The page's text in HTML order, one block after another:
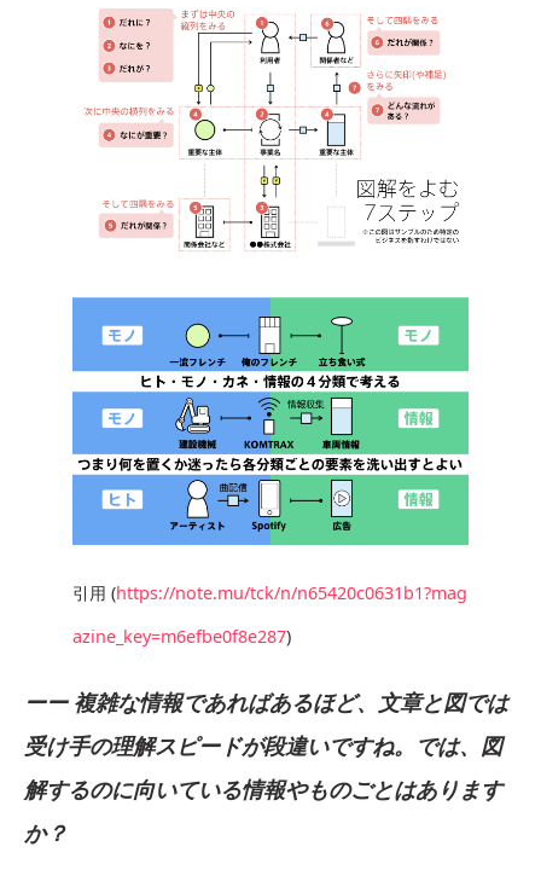
引用 (https://note.mu/tck/n/n65420c0631b1?mag
azine_key=m6efbe0f8e287)
ーー 複雑な情報であればあるほど、文章と図では
受け手の理解スピードが段違いですね。では、図
解するのに向いている情報やものごとはあります
か？